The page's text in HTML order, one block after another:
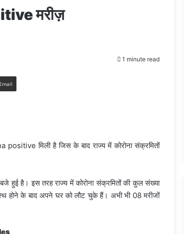
मरीज़
1 minute read
मिली है जिस के बाद राज्य में कोरोना संक्रमितों
हुई है। इस तरह राज्य में कोरोना संक्रमितों की कुल संख्या
होने के बाद अपने घर को लौट चुके हैं। अभी भी 08 मरीजों